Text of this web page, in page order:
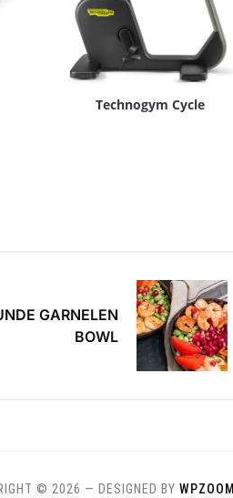
Technogym Cycle
GARNELEN
BOWL
© 2026 — DESIGNED BY WPZOOM